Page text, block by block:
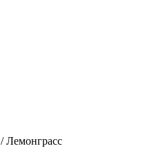
/ Лемонграсс